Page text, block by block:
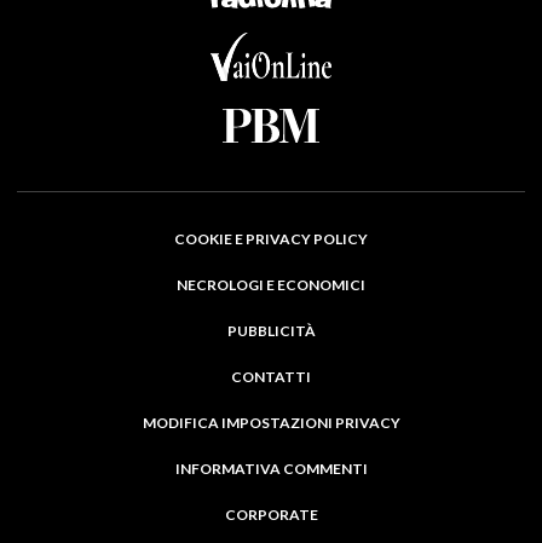
COOKIE E PRIVACY POLICY
NECROLOGI E ECONOMICI
PUBBLICITÀ
CONTATTI
MODIFICA IMPOSTAZIONI PRIVACY
INFORMATIVA COMMENTI
CORPORATE